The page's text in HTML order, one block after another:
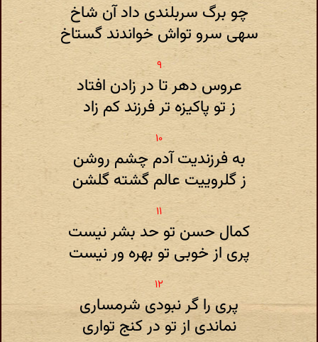
چو برگ سربلندی داد آن شاخ
سهی سرو تواش خواندند گستاخ
عروس دهر تا در زادن افتاد
ز تو پاکیزه تر فرزند کم زاد
به فرزندیت آدم چشم روشن
ز گلروییت عالم گشته گلشن
کمال حسن تو حد بشر نیست
پری از خوبی تو بهره ور نیست
پری را گر نبودی شرمساری
نماندی از تو در کنج تواری